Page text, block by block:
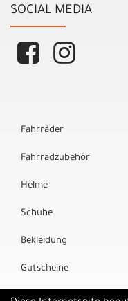
SOCIAL MEDIA
Fahrräder
Fahrradzubehör
Helme
Schuhe
Bekleidung
Gutscheine
Marken